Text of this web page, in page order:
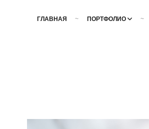
ГЛАВНАЯ ПОРТФОЛИО